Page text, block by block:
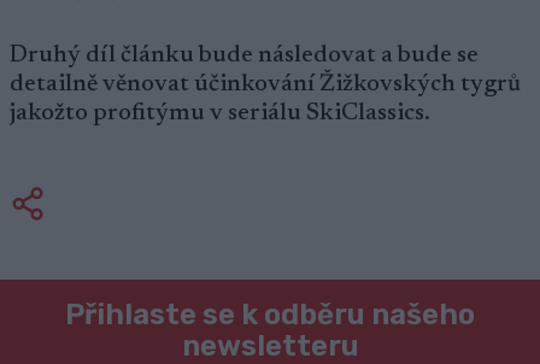
Druhý díl článku bude následovat a bude se
detailně věnovat účinkování Žižkovských tygrů
jakožto profitýmu v seriálu SkiClassics.
Přihlaste se k odběru našeho
newsletteru